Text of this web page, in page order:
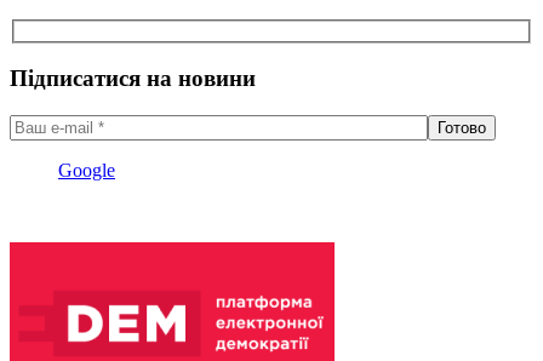
Підписатися на новини
Google